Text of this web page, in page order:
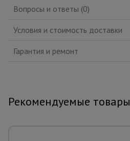
Вопросы и ответы (0)
Условия и стоимость доставки
Гарантия и ремонт
Рекомендуемые товары